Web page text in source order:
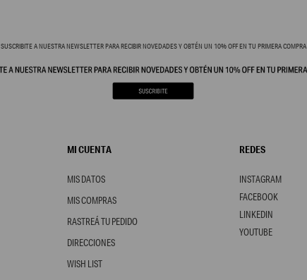
SUSCRIBITE A NUESTRA NEWSLETTER PARA RECIBIR NOVEDADES Y OBTÉN UN 10% OFF EN TU PRIMERA COMPRA
MI CUENTA
MIS DATOS
MIS COMPRAS
RASTREÁ TU PEDIDO
DIRECCIONES
WISH LIST
REDES
FACEBOOK
YOUTUBE
INSTAGRAM
LINKEDIN